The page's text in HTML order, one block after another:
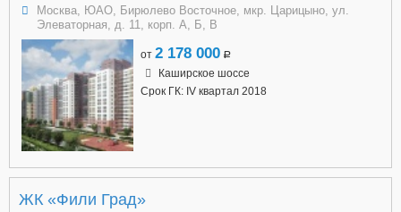
Москва, ЮАО, Бирюлево Восточное, мкр. Царицыно, ул.
Элеваторная, д. 11, корп. А, Б, В
от 2 178 000 a
Каширское шоссе
Срок ГК: IV квартал 2018
ЖК «Фили Град»